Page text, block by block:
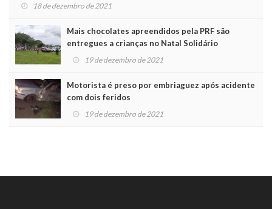
18 de dezembro de 2021
Mais chocolates apreendidos pela PRF são
entregues a crianças no Natal Solidário
19 de dezembro de 2021
Motorista é preso por embriaguez após acidente
com dois feridos
19 de dezembro de 2021